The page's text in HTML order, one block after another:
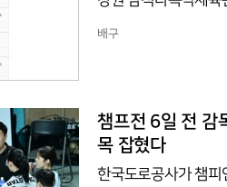
거두었다. 천안고는
15, 25-19)로 역전승
배구
챔프전 6일 전 감
목 잡혔다
한국도로공사가 챔피